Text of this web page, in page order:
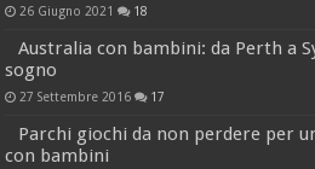
26 Giugno 2021 18
Australia con bambini: da Perth a
sogno
27 Settembre 2016 17
Parchi giochi da non perdere per
con bambini